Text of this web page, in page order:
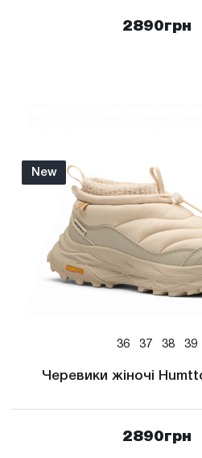
2890грн
New
36 37 38 39
Черевики жіночі
2890грн